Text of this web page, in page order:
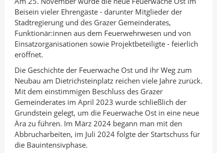
n
A
u
t
o
r
I
n
t
e
i
l
e
n
o
k
t
e
l
e
n
Beisein vieler Ehrengäste - darunter Mitglieder der
Stadtregierung und des Grazer Gemeinderates,
Funktionär:innen aus dem Feuerwehrwesen und von
Einsatzorganisationen sowie Projektbeteiligte - feierlich
eröffnet.
Die Geschichte der Feuerwache Ost und ihr Weg zum
Neubau am Dietrichsteinplatz reichen viele Jahre zurück.
Mit dem einstimmigen Beschluss des Grazer
Gemeinderates im April 2023 wurde schließlich der
Grundstein gelegt, um die Feuerwache Ost in eine neue
Ära zu führen. Im März 2024 begann man mit den
Abbrucharbeiten, im Juli 2024 folgte der Startschuss für
die Bauintensivphase.